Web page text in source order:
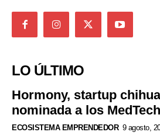
LO ÚLTIMO
Hormony, startup
nominada a los
ECOSISTEMA EMPRENDEDOR 9 agosto,